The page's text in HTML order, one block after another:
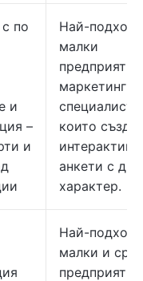
по
и
–
и
Най-
малки
маркетинг
които
анкети с
характер.
Най-
малки и